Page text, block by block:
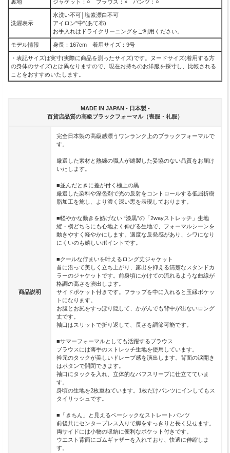
裏地 ジャケット：○ ブラウス：× パンツ：○
洗濯表示
水洗い不可│塩素漂白不可
アイロン"中"(あて布)
お手入れはドライクリーニングをご利用ください。
モデル情報 身長：167cm 着用サイズ：9号
・表記サイズは実寸(実際に商品を測ったサイズ)です。ヌードサイズ(着用する方
の身体のサイズ)とは異なりますので、現在お持ちのお洋服を採寸し、比較される
ことをおすすめいたします。
MADE IN JAPAN - 日本製 -
百貨店品質の高級ブラックフォーマル（喪服・礼服）
商品説明
完全日本製の高級感漂うワンランク上のブラックフォーマルで
す。
厳選した素材と熟練の職人が縫製した妥協のない品質をお届け
いたします。
■並んだときに差が付く極上の黒
厳選した染料や深色剤で光の反射をコントロールする低屈折樹
脂加工を施し、より濃く深い黒を表現しております。
■軽やかな動きを妨げない “漆黒”の「2wayストレッチ」生地
縦・横どちらにも心地よく伸びる生地で、フォーマルシーンを
動きやすく軽やかにします。適度な反発感があり、シワになり
にくいのも嬉しいポイントです。
■クールな佇まいを叶えるロング丈ジャケット
首に沿って美しく立ち上がり、露出を抑える清楚なスタンドカ
ラーのジャケットです。前身頃にかけての流れるような曲線が
格調の高さを演出します。
サイドポケット付きです。フラップを中に入れると玉縁ポケッ
トになります。
お腹とお尻をすっぽり隠して、かがんでも背中が出ないロング
丈です。
袖口はスリットで折り返して、長さを調節可能です。
■サマーフォーマルとしても活躍するブラウス
ブラウスには薄手のストレッチ生地を使用しています。
衿元のタックが美しいドレープ感を演出します。背面の涙開き
はボタンで開閉できます。
袖口にタックを入れ、立体的なパフスリーブに仕立てていま
す。
身頃の生地を2枚重ねています。1枚だけパンツにインしてもス
タイリッシュです。
■「きちん」と見えるベーシックなストレートパンツ
前後共にセンタープレス入りで脚をすっきりと長く見せます。
両サイドには小物の収納に便利なポケット付きです。
ウエスト背面にゴムギャザーを入れており、快適に伸縮しま
す。